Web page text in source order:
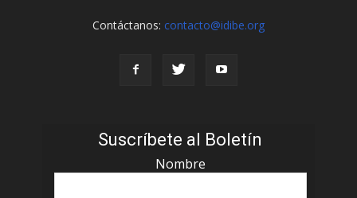
Contáctanos: contacto@idibe.org
Suscríbete al Boletín
Nombre